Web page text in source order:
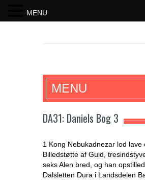
SKRIFTEN
MENU
DA31: Daniels Bog 3
1 Kong Nebukadnezar lod lave
Billedstøtte af Guld,
seks Alen bred, og han
Dalsletten Dura i Landsdelen
MENU